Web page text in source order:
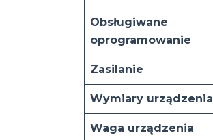
Obsługiwane
oprogramowanie
Zasilanie
Wymiary urządzenia
Waga urządzenia